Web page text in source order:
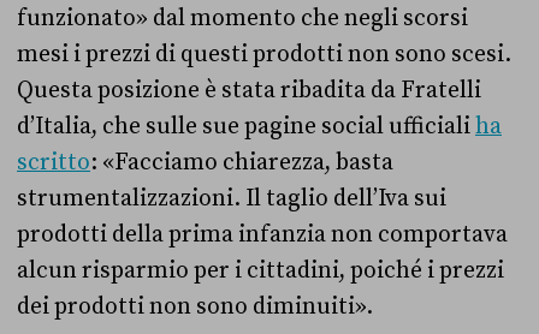
funzionato» dal momento che negli scorsi
mesi i prezzi di questi prodotti non sono scesi.
Questa posizione è stata ribadita da Fratelli
d’Italia, che sulle sue pagine social ufficialiha
scritto: «Facciamo chiarezza, basta
strumentalizzazioni. Il taglio dell’Iva sui
prodotti della prima infanzia non comportava
alcun risparmio per i cittadini, poiché i prezzi
dei prodotti non sono diminuiti».